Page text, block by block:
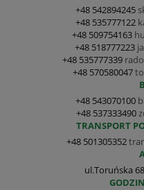
+48 542894245
+48 535777122
+48 509754163
+48 518777223
+48 535777339
+48 570580047
+48 543070100
+48 537333490
TRANSPORT
+48 501305352
ul.Toruńska